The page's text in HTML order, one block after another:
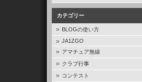
カテゴリー
BLOGの使い方
JA1ZGO
アマチュア無線
クラブ行事
コンテスト